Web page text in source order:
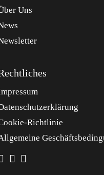
Uns
Richtlinie